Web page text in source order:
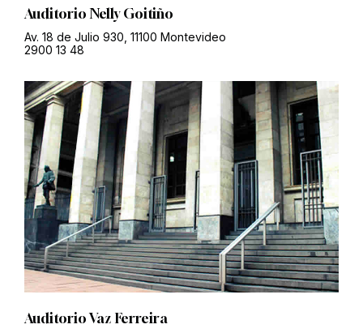
Auditorio Nelly Goitiño
Av. 18 de Julio 930, 11100 Montevideo
2900 13 48
Auditorio Vaz Ferreira